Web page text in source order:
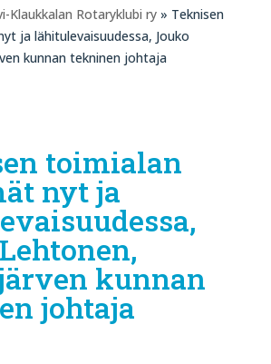
Klaukkalan Rotaryklubi ry » Teknisen
ja lähitulevaisuudessa, Jouko
kunnan tekninen johtaja
toimialan
nyt ja
kunnan
johtaja